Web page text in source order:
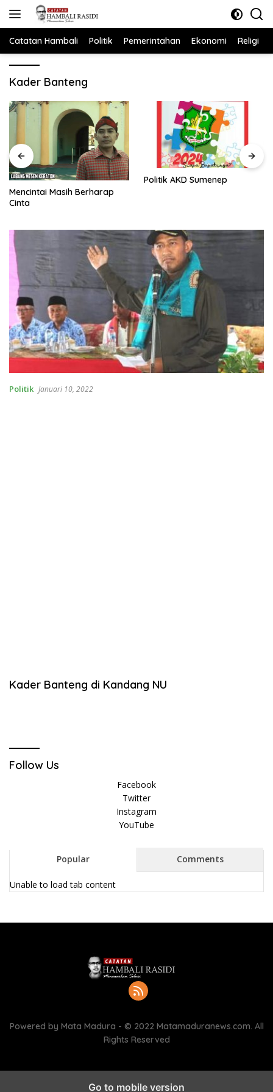
Langsung
Catatan Hambali Politik Pemerintahan Ekonomi Religi
Kader Banteng
Mencintai Masih Berharap
Cinta
Politik AKD Sumenep
Politik Januari 10, 2022
Kader Banteng di Kandang NU
Follow Us
Facebook
Twitter
Instagram
YouTube
Popular Comments
Unable to load tab content
Powered by Mata Madura - © 2022 Matamaduranews.com. All
Rights Reserved
Go to mobile version